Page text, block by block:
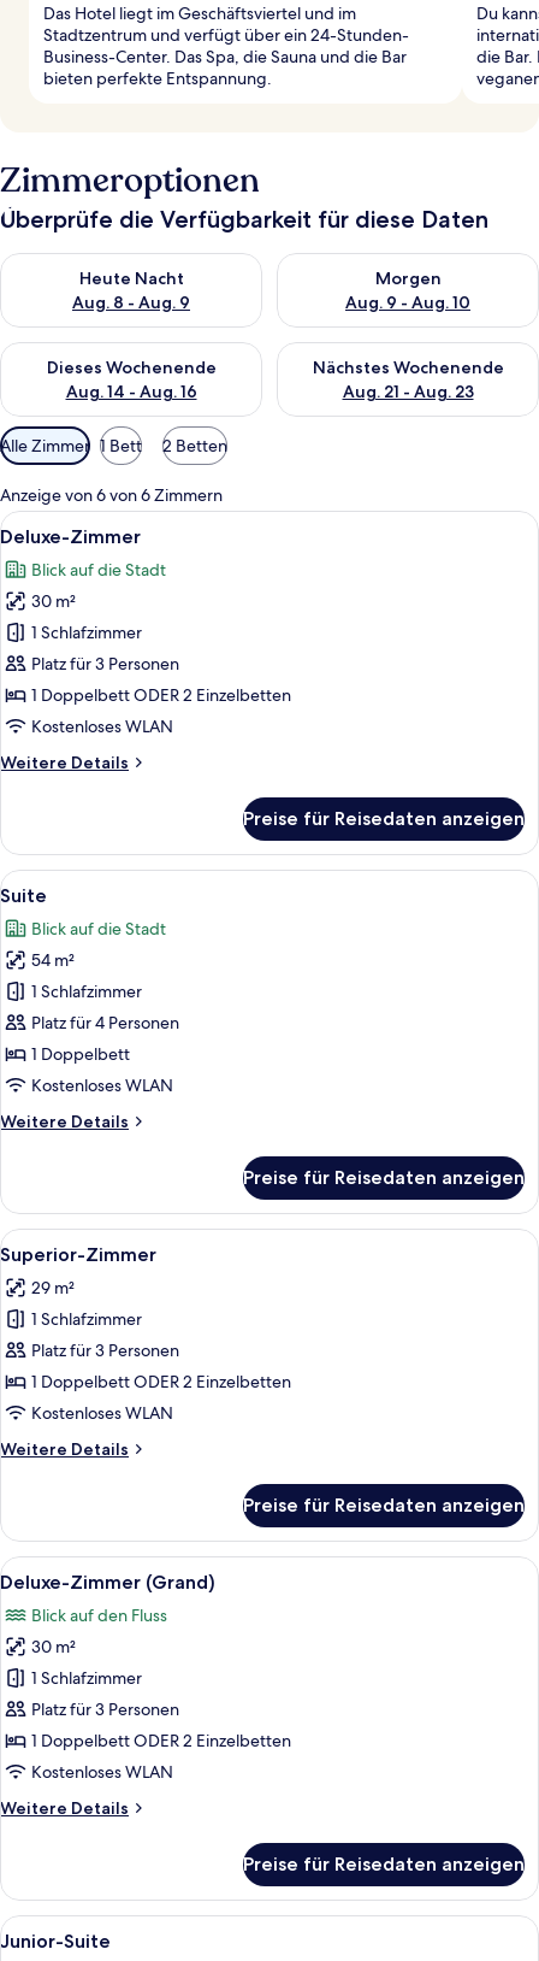
Das Hotel liegt im Geschäftsviertel und im
Stadtzentrum und verfügt über ein 24-Stunden-
Business-Center. Das Spa, die Sauna und die Bar
bieten perfekte Entspannung.
Du
die
Zimmeroptionen
Überprüfe die Verfügbarkeit für diese Daten
Heute Nacht
Aug. 8 - Aug. 9
Überprüfe die Verfügbarkeit für heute Nacht, Aug. 8 - Aug. 9.
Morgen
Aug. 9 - Aug. 10
Überprüfe die Verfügbarkeit
Dieses Wochenende
Aug. 14 - Aug. 16
Überprüfe die Verfügbarkeit für dieses Wochenende, Aug. 14
Nächstes Wochenende
Aug. 21 - Aug. 23
Überprüfe die Verfügbarkeit
Verfügbare
Filter
für
Zimmer
Alle Zimmer 1 Bett 2 Betten
Anzeige von 6 von 6 Zimmern
Alle
Fotos
für
Deluxe-
Zimmer
anzeigen
Ein ordentlich bezogenes Bett mit
5
Deluxe-Zimmer
Blick auf die Stadt
30 m²
1 Schlafzimmer
Platz für 3 Personen
1 Doppelbett ODER 2 Einzelbetten
Kostenloses WLAN
Weitere Details
Weitere
Zimmer
Preise für Reisedaten anzeigen
Alle
Fotos
für
Suite
anzeigen
Ein Hotelzimmer mit Bett, einer
11
Suite
Blick auf die Stadt
54 m²
1 Schlafzimmer
Platz für 4 Personen
1 Doppelbett
Kostenloses WLAN
Weitere Details
Weitere
Preise für Reisedaten anzeigen
Alle
Fotos
für
Superior-
Zimmer
anzeigen
Ein modernes Badezimmer mit
6
Superior-Zimmer
29 m²
1 Schlafzimmer
Platz für 3 Personen
1 Doppelbett ODER 2 Einzelbetten
Kostenloses WLAN
Weitere Details
Weitere
Zimmer
Preise für Reisedaten anzeigen
Alle
Fotos
für
Deluxe-
Zimmer
(Grand)
anzeigen
Ein modernes Hotelzimmer mit
7
Deluxe-Zimmer (Grand)
Blick auf den Fluss
30 m²
1 Schlafzimmer
Platz für 3 Personen
1 Doppelbett ODER 2 Einzelbetten
Kostenloses WLAN
Weitere Details
Weitere
Zimmer
(Grand)
Preise für Reisedaten anzeigen
Alle
Fotos
Ein modernes Hotelzimmer mit Bett,
6
Junior-Suite